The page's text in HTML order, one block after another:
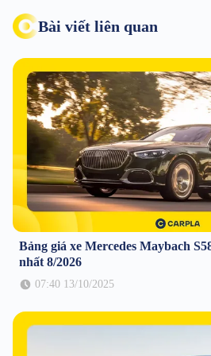
Bài viết liên quan
Bảng giá xe Mercedes Maybach
nhất 8/2026
07:40 13/10/2025